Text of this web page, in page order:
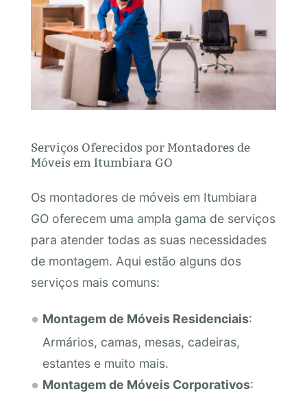
Serviços Oferecidos por Montadores de
Móveis em Itumbiara GO
Os montadores de móveis em Itumbiara
GO oferecem uma ampla gama de serviços
para atender todas as suas necessidades
de montagem. Aqui estão alguns dos
serviços mais comuns:
Montagem de Móveis Residenciais:
Armários, camas, mesas, cadeiras,
estantes e muito mais.
Montagem de Móveis Corporativos: